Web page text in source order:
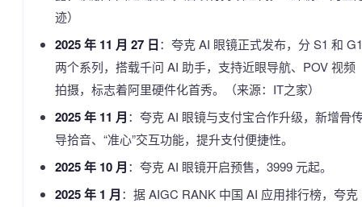
迹）
2025 年 11 月 27 日：夸克 AI 眼镜正式发布，分 S1 和 G1
两个系列，搭载千问 AI 助手，支持近眼导航、POV 视频
拍摄，标志着阿里硬件化首秀。（来源：IT之家）
2025 年 11 月：夸克 AI 眼镜与支付宝合作升级，新增骨
导拾音、“准心”交互功能，提升支付便捷性。
2025 年 10 月：夸克 AI 眼镜开启预售，3999 元起。
2025 年 1 月：据 AIGC RANK 中国 AI 应用排行榜，夸克